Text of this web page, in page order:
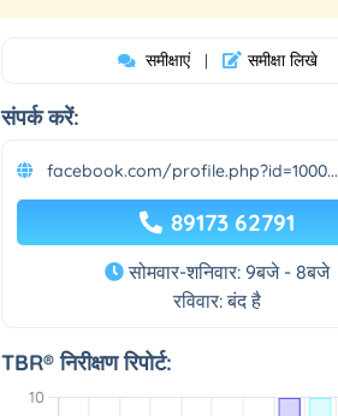
समीक्षाएं | समीक्षा लिखे
संपर्क करें:
facebook.com/profile.php?id=1000...
89173 62791
सोमवार-शनिवार: 9बजे - 8बजे
रविवार: बंद है
TBR® निरीक्षण रिपोर्ट: